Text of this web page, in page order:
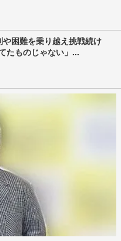
困難を乗り越え挑戦続け
たものじゃない」...